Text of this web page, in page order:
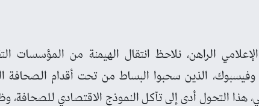
الراهن، نلاحظ انتقال الهيمنة من المؤسسات
وفيسبوك، الذين سحبوا البساط من تحت أقدام الصحافة
هذا التحول أدى إلى تآكل النموذج الاقتصادي